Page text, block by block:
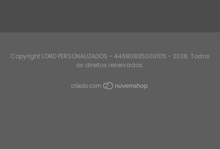
Copyright LORD PERSONALIZADOS - 44680835000105 - 2026. Todos
os direitos reservados.